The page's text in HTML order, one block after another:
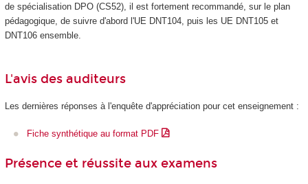
de spécialisationDPO (CS52), il est fortement recommandé, sur le plan
pédagogique, de suivre d'abord l'UE DNT104, puis les UE DNT105 et
DNT106 ensemble.
L'avis des auditeurs
Les dernières réponses à l'enquête d'appréciation pour cet enseignement :
Fiche synthétique au format PDF
Présence et réussite aux examens